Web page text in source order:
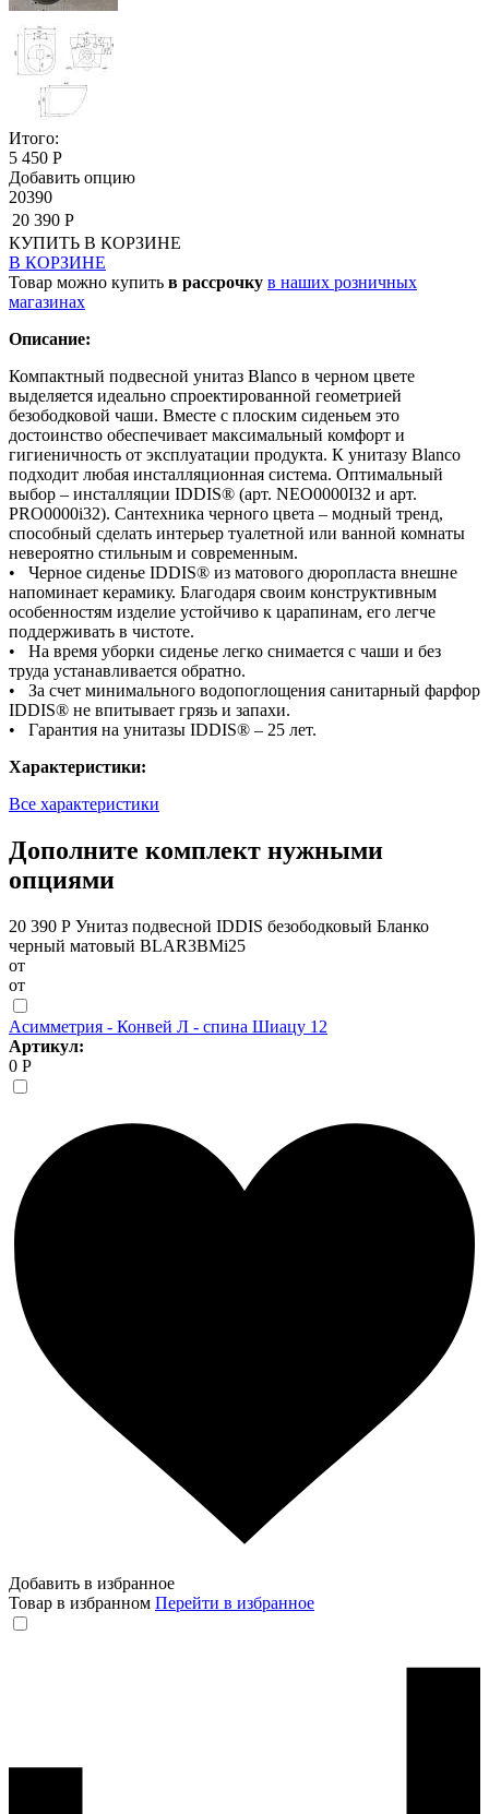
Итого:
5 450 Р
Добавить опцию
20390
20 390 Р
КУПИТЬ В КОРЗИНЕ
В КОРЗИНЕ
Товар можно купить в рассрочку в наших розничных
магазинах
Описание:
Компактный подвесной унитаз Blanco в черном цвете
выделяется идеально спроектированной геометрией
безободковой чаши. Вместе с плоским сиденьем это
достоинство обеспечивает максимальный комфорт и
гигиеничность от эксплуатации продукта. К унитазу Blanco
подходит любая инсталляционная система. Оптимальный
выбор – инсталляции IDDIS® (арт. NEO0000I32 и арт.
PRO0000i32). Сантехника черного цвета – модный тренд,
способный сделать интерьер туалетной или ванной комнаты
невероятно стильным и современным.
• Черное сиденье IDDIS® из матового дюропласта внешне
напоминает керамику. Благодаря своим конструктивным
особенностям изделие устойчиво к царапинам, его легче
поддерживать в чистоте.
• На время уборки сиденье легко снимается с чаши и без
труда устанавливается обратно.
• За счет минимального водопоглощения санитарный фарфор
IDDIS® не впитывает грязь и запахи.
• Гарантия на унитазы IDDIS® – 25 лет.
Характеристики:
Все характеристики
Дополните комплект нужными
опциями
20 390 Р Унитаз подвесной IDDIS безободковый Бланко
черный матовый BLAR3BMi25
от
от
Асимметрия - Конвей Л - спина Шиацу 12
Артикул:
0 Р
Добавить в избранное
Товар в избранном Перейти в избранное